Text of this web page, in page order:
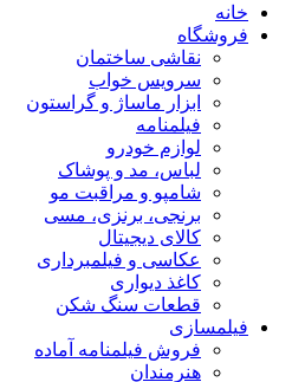
خانه
فروشگاه
نقاشی ساختمان
سرویس خواب
ابزار ماساژ و گراستون
فیلمنامه
لوازم خودرو
لباس، مد و پوشاک
شامپو و مراقبت مو
برنجی، برنزی، مسی
کالای دیجیتال
عکاسی و فیلمبرداری
کاغذ دیواری
قطعات سنگ شکن
فیلمسازی
فروش فیلمنامه آماده
هنرمندان